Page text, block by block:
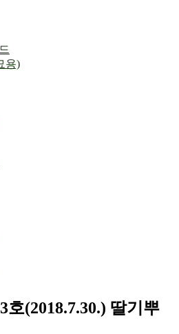
용)
호(2018.7.30.) 딸기뿌